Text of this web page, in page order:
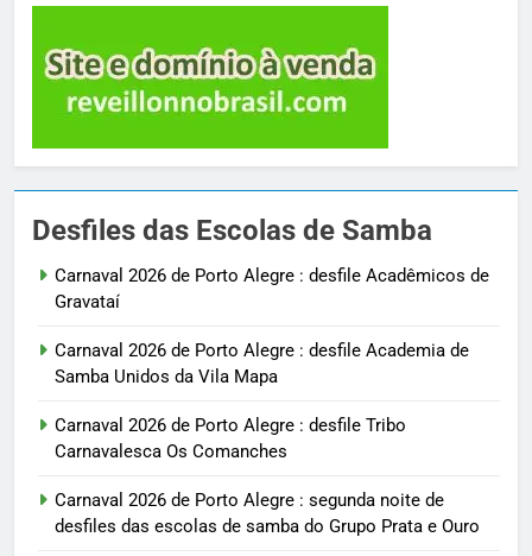
Desfiles das Escolas de Samba
Carnaval 2026 de Porto Alegre : desfile Acadêmicos de
Gravataí
Carnaval 2026 de Porto Alegre : desfile Academia de
Samba Unidos da Vila Mapa
Carnaval 2026 de Porto Alegre : desfile Tribo
Carnavalesca Os Comanches
Carnaval 2026 de Porto Alegre : segunda noite de
desfiles das escolas de samba do Grupo Prata e Ouro